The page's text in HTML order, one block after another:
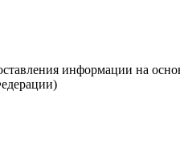
информации на